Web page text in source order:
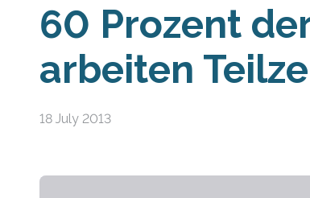
60 Prozent
arbeiten
18 July 2013